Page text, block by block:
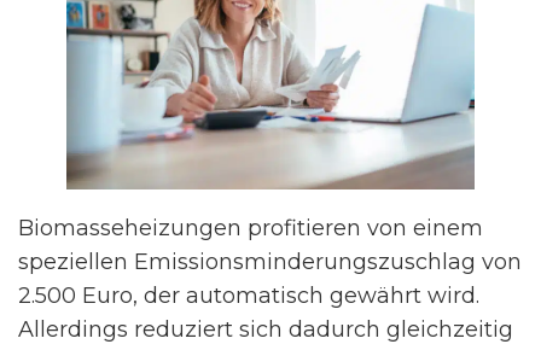
Biomasseheizungen profitieren von einem
speziellen Emissionsminderungszuschlag von
2.500 Euro, der automatisch gewährt wird.
Allerdings reduziert sich dadurch gleichzeitig